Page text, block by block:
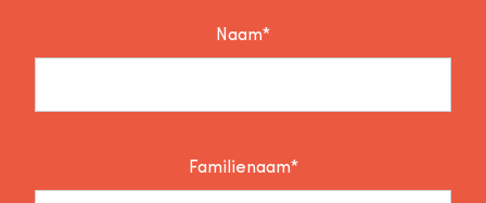
Naam*
Familienaam*